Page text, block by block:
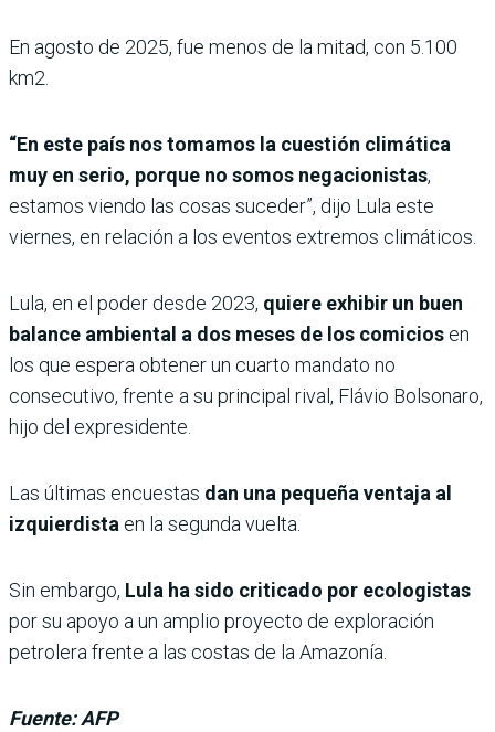
En agosto de 2025, fue menos de la mitad, con 5.100
km2.
“En este país nos tomamos la cuestión climática
muy en serio, porque no somos negacionistas,
estamos viendo las cosas suceder”, dijo Lula este
viernes, en relación a los eventos extremos climáticos.
Lula, en el poder desde 2023, quiere exhibir un buen
balance ambiental a dos meses de los comicios en
los que espera obtener un cuarto mandato no
consecutivo, frente a su principal rival, Flávio Bolsonaro,
hijo del expresidente.
Las últimas encuestas dan una pequeña ventaja al
izquierdista en la segunda vuelta.
Sin embargo, Lula ha sido criticado por ecologistas
por su apoyo a un amplio proyecto de exploración
petrolera frente a las costas de la Amazonía.
Fuente: AFP